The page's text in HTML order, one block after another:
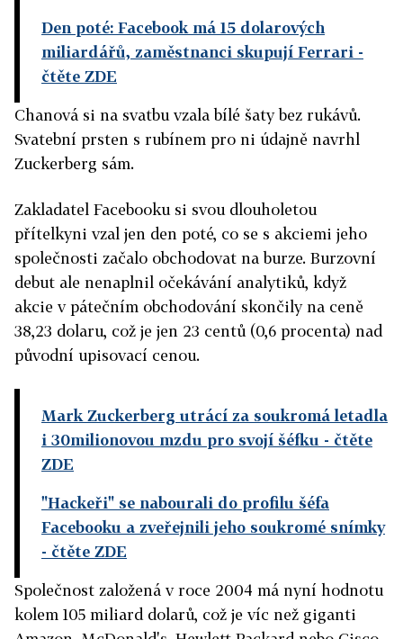
Den poté: Facebook má 15 dolarových
miliardářů, zaměstnanci skupují Ferrari -
čtěte ZDE
Chanová si na svatbu vzala bílé šaty bez rukávů.
Svatební prsten s rubínem pro ni údajně navrhl
Zuckerberg sám.
Zakladatel Facebooku si svou dlouholetou
přítelkyni vzal jen den poté, co se s akciemi jeho
společnosti začalo obchodovat na burze. Burzovní
debut ale nenaplnil očekávání analytiků, když
akcie v pátečním obchodování skončily na ceně
38,23 dolaru, což je jen 23 centů (0,6 procenta) nad
původní upisovací cenou.
Mark Zuckerberg utrácí za soukromá letadla
i 30milionovou mzdu pro svojí šéfku - čtěte
ZDE
"Hackeři" se nabourali do profilu šéfa
Facebooku a zveřejnili jeho soukromé snímky
- čtěte ZDE
Společnost založená v roce 2004 má nyní hodnotu
kolem 105 miliard dolarů, což je víc než giganti